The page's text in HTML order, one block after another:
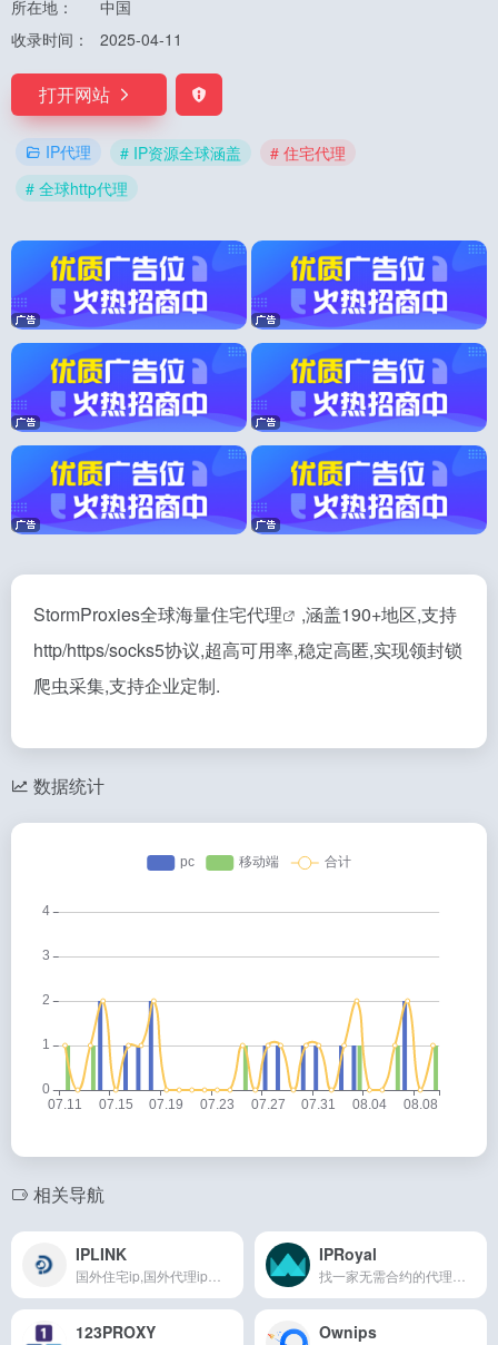
所在地：
中国
收录时间：
2025-04-11
打开网站
IP代理 # IP资源全球涵盖
# 住宅代理
# 全球http代理
StormProxies全球海量住宅代理
,涵盖190+地区,支持
http/https/socks5协议,超高可用率,稳定高匿,实现领封锁
爬虫采集,支持企业定制.
数据统计
相关导航
IPLINK IPRoyal
123PROXY Ownips